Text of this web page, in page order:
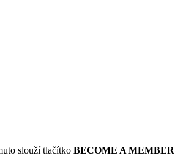
slouží tlačítko BECOME A MEMBER